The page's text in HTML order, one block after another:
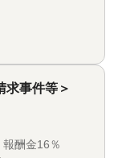
事件等＞
酬金16％